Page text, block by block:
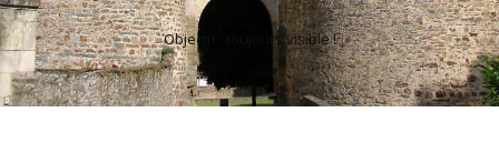
Objectif : toujours visible !